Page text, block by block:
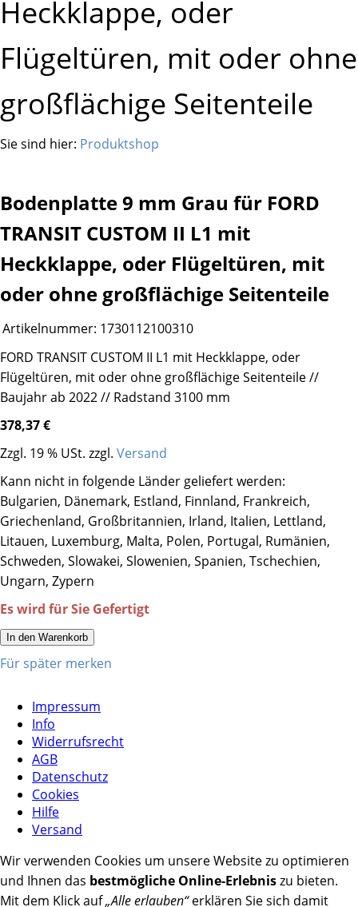
Heckklappe, oder
Flügeltüren, mit oder ohne
großflächige Seitenteile
Sie sind hier: Produktshop
Bodenplatte 9 mm Grau für FORD
TRANSIT CUSTOM II L1 mit
Heckklappe, oder Flügeltüren, mit
oder ohne großflächige Seitenteile
Artikelnummer: 1730112100310
FORD TRANSIT CUSTOM II L1 mit Heckklappe, oder
Flügeltüren, mit oder ohne großflächige Seitenteile //
Baujahr ab 2022 // Radstand 3100 mm
378,37 €
Zzgl. 19 % USt. zzgl. Versand
Kann nicht in folgende Länder geliefert werden:
Bulgarien, Dänemark, Estland, Finnland, Frankreich,
Griechenland, Großbritannien, Irland, Italien, Lettland,
Litauen, Luxemburg, Malta, Polen, Portugal, Rumänien,
Schweden, Slowakei, Slowenien, Spanien, Tschechien,
Ungarn, Zypern
Es wird für Sie Gefertigt
In den Warenkorb
Für später merken
Impressum
Info
Widerrufsrecht
AGB
Datenschutz
Cookies
Hilfe
Versand
Wir verwenden Cookies um unsere Website zu optimieren
und Ihnen das bestmögliche Online-Erlebniszu bieten.
Mit dem Klick auf„Alle erlauben“erklären Sie sich damit